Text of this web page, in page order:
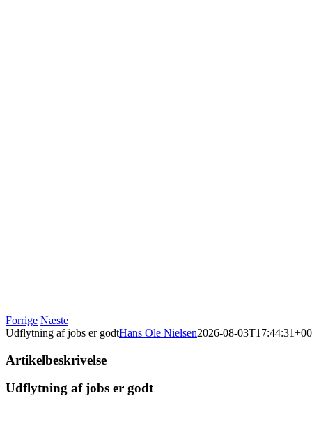
Forrige Næste
Udflytning af jobs er godtHans Ole Nielsen2026-08-
Artikelbeskrivelse
Udflytning af jobs er godt